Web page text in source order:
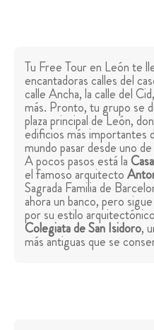
Tu Free Tour en León te
encantadoras calles del
calle Ancha, la calle del
más. Pronto, tu grupo se
plaza principal de León,
edificios más importantes
mundo pasar desde uno
A pocos pasos está la
el famoso arquitecto
Sagrada Familia de
ahora un banco, pero
por su estilo
Colegiata de San Isidoro,
más antiguas que se